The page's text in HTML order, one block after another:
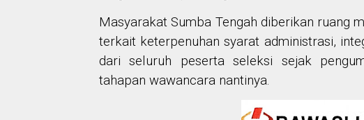
Masyarakat Sumba Tengah diberikan ruang
terkait keterpenuhan syarat administrasi,
dari seluruh peserta seleksi sejak
tahapan wawancara nantinya.